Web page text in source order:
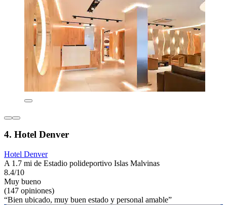
4. Hotel Denver
Hotel Denver
A 1.7 mi de Estadio polideportivo Islas Malvinas
8.4/10
Muy bueno
(147 opiniones)
“Bien ubicado, muy buen estado y personal amable”